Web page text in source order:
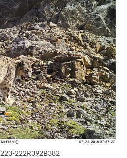
222R392B382